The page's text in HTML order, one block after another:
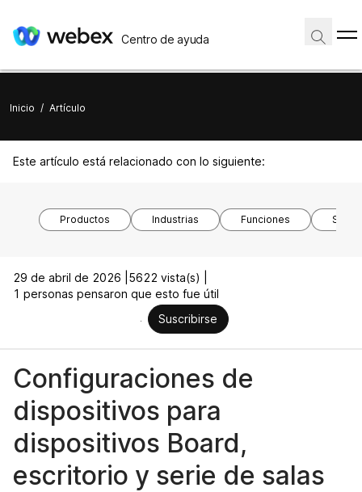
Centro de ayuda
Inicio / Artículo
Este artículo está relacionado con lo siguiente:
Productos Industrias Funciones
29 de abril de 2026 | 5622 vista(s) |
1 personas pensaron que esto fue útil
Suscribirse
Configuraciones de
dispositivos para
dispositivos Board,
escritorio y serie de salas